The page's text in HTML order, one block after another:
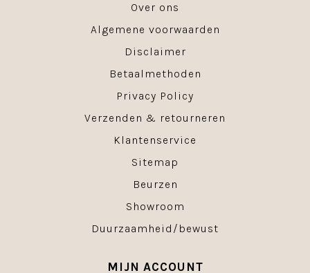
Over ons
Algemene voorwaarden
Disclaimer
Betaalmethoden
Privacy Policy
Verzenden & retourneren
Klantenservice
Sitemap
Beurzen
Showroom
Duurzaamheid/bewust
MIJN ACCOUNT